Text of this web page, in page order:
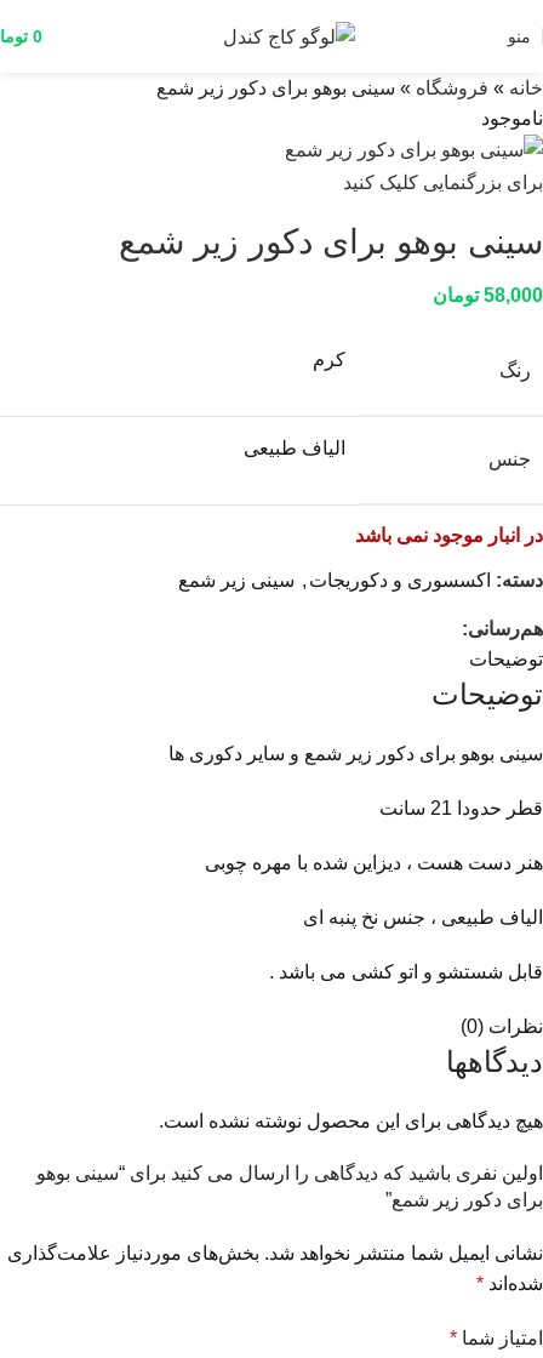
منو 0
خانه » فروشگاه » سینی بوهو برای دکور زیر شمع
ناموجود
برای بزرگنمایی کلیک کنید
سینی بوهو برای دکور زیر شمع
58,000 تومان
رنگ
کرم
جنس
الیاف طبیعی
در انبار موجود نمی باشد
دسته: اکسسوری و دکوریجات , سینی زیر شمع
هم‌رسانی:
توضیحات
توضیحات
سینی بوهو برای دکور زیر شمع و سایر دکوری ها
قطر حدودا 21 سانت
هنر دست هست ، دیزاین شده با مهره چوبی
الیاف طبیعی ، جنس نخ پنبه ای
قابل شستشو و اتو کشی می باشد .
نظرات (0)
دیدگاهها
هیچ دیدگاهی برای این محصول نوشته نشده است.
اولین نفری باشید که دیدگاهی را ارسال می کنید برای “سینی بوهو
برای دکور زیر شمع”
نشانی ایمیل شما منتشر نخواهد شد. بخش‌های موردنیاز علامت‌گذاری
شده‌اند *
امتیاز شما *